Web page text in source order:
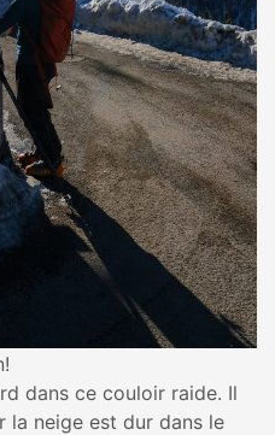
dans ce couloir raide. Il
la neige est dur dans le